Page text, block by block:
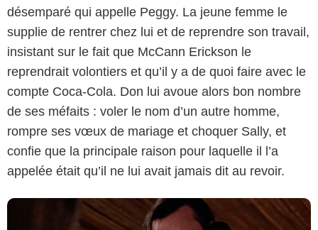
désemparé qui appelle Peggy. La jeune femme le
supplie de rentrer chez lui et de reprendre son travail,
insistant sur le fait que McCann Erickson le
reprendrait volontiers et qu’il y a de quoi faire avec le
compte Coca-Cola. Don lui avoue alors bon nombre
de ses méfaits : voler le nom d’un autre homme,
rompre ses vœux de mariage et choquer Sally, et
confie que la principale raison pour laquelle il l’a
appelée était qu’il ne lui avait jamais dit au revoir.